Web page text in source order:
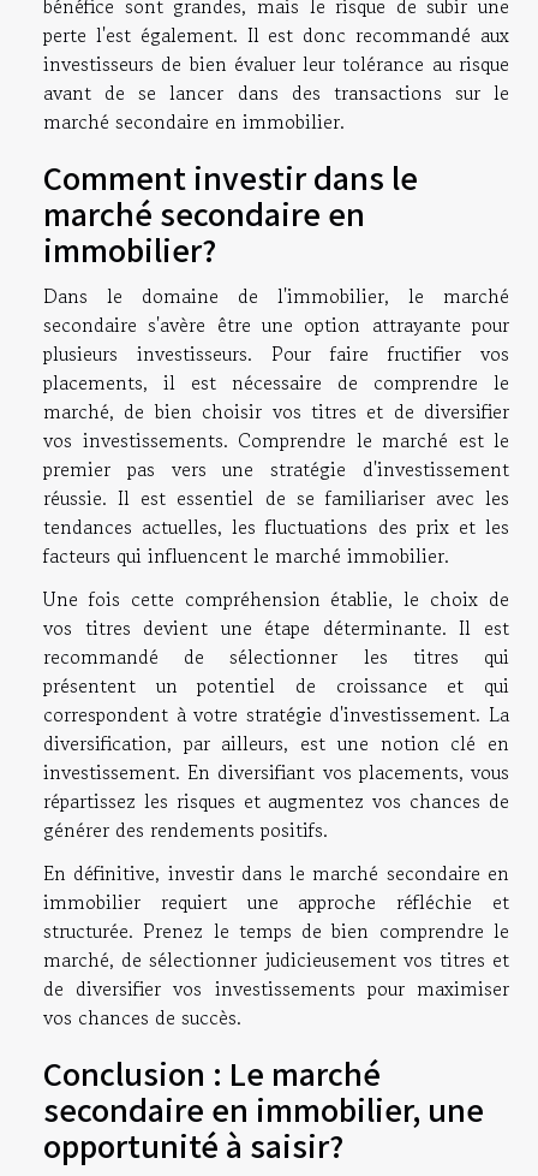
bénéfice sont grandes, mais le risque de subir une
perte l'est également. Il est donc recommandé aux
investisseurs de bien évaluer leur tolérance au risque
avant de se lancer dans des transactions sur le
marché secondaire en immobilier.
Comment investir dans le
marché secondaire en
immobilier?
Dans le domaine de l'immobilier, le marché
secondaire s'avère être une option attrayante pour
plusieurs investisseurs. Pour faire fructifier vos
placements, il est nécessaire de comprendre le
marché, de bien choisir vos titres et de diversifier
vos investissements. Comprendre le marché est le
premier pas vers une stratégie d'investissement
réussie. Il est essentiel de se familiariser avec les
tendances actuelles, les fluctuations des prix et les
facteurs qui influencent le marché immobilier.
Une fois cette compréhension établie, le choix de
vos titres devient une étape déterminante. Il est
recommandé de sélectionner les titres qui
présentent un potentiel de croissance et qui
correspondent à votre stratégie d'investissement. La
diversification, par ailleurs, est une notion clé en
investissement. En diversifiant vos placements, vous
répartissez les risques et augmentez vos chances de
générer des rendements positifs.
En définitive, investir dans le marché secondaire en
immobilier requiert une approche réfléchie et
structurée. Prenez le temps de bien comprendre le
marché, de sélectionner judicieusement vos titres et
de diversifier vos investissements pour maximiser
vos chances de succès.
Conclusion : Le marché
secondaire en immobilier, une
opportunité à saisir?